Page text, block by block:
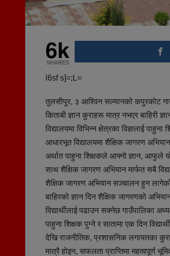
6k
SHARES
l6sf s]=;L=
तुलसीपुर, ३ आश्विन सल्यानको कपुरकोट
किताबी ज्ञान कुराहरू मात्र नभएर बाहिरी
विद्यालयमा विभिन्न क्षेत्रका विज्ञलाई
आधारभूत विद्यालयमा शैक्षिक जागरण
अर्थात पाहुना शिक्षकले आफ्नो ज्ञान, आफुले
साथ शैक्षिक जागरण अभियान मार्फत सबै
शैक्षिक जागरण अभियान सञ्चालन हुन लागेको
बाहिरको ज्ञान दिन शैक्षिक जागरणको
विद्यार्थीलाई पढाउन सक्नेछ गाउँपालिका
पाहुना शिक्षक पुग्ने र सातामा एक दिन
देखि राजनीतिक, प्रशासनिक लगायतका
मात्रै होइन, सफलता प्राप्तिमा महत्वपूर्ण